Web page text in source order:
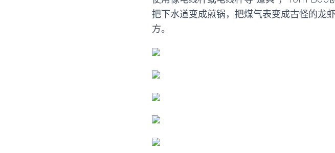
把下水道变成煎锅，把煤气表变成古怪的龙
方。